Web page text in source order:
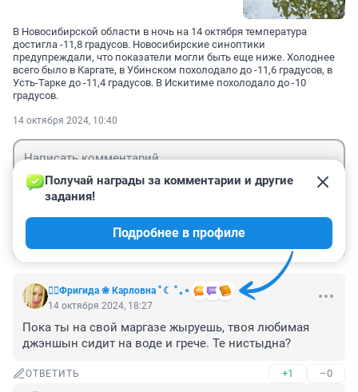
В Новосибирской области в ночь на 14 октября температура
достигла -11,8 градусов. Новосибирские синоптики
предупреждали, что показатели могли быть еще ниже. Холоднее
всего было в Каргате, в Убинском похолодало до -11,6 градусов, в
Усть-Тарке до -11,4 градусов. В Искитиме похолодало до -10
градусов.
14 октября 2024, 10:40
❤️‍🔥Фригида ❀ Карловна ﾟ☾ ﾟ｡⋆
Получай награды за комментарии и другие
задания!
Подробнее в профиле
14 октября 2024, 18:27
Пока ты на свой маргазе жыруешь, твоя любимая
джэншын сидит на воде и грече. Те нистыдна?
ОТВЕТИТЬ +1 –0